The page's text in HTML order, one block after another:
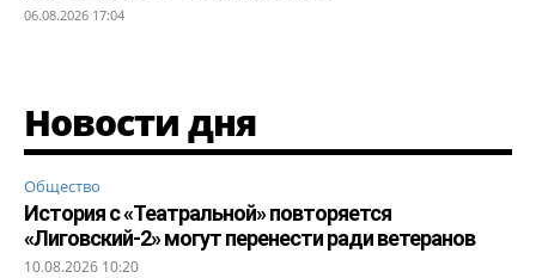
06.08.2026 17:04
Новости дня
Общество
История с «Театральной» повторяется
«Лиговский-2» могут перенести ради ветеранов
10.08.2026 10:20